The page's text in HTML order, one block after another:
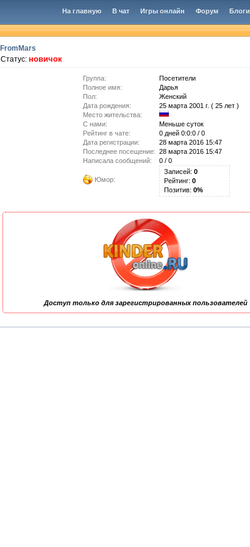
Блоги
Форум
Игры онлайн
В чат
На главную
FromMars
Статус: новичок
Группа:
Посетители
Полное имя:
Дарья
Пол:
Женский
Дата рождения:
25 марта 2001 г. ( 25 лет )
Место жительства:
C нами:
Меньше суток
Рейтинг в чате:
0 дней 0:0:0 / 0
Дата регистрации:
28 марта 2016 15:47
Последнее посещение: 28 марта 2016 15:47
Написала сообщений:
0 / 0
Юмор:
Записей: 0
Рейтинг: 0
Позитив: 0%
Доступ только для зарегистрированных пользователей